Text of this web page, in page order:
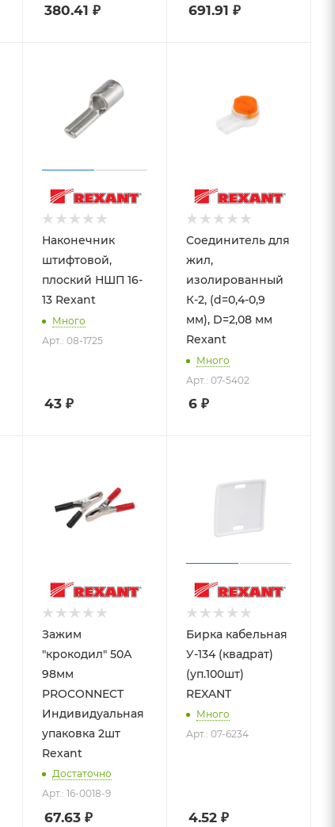
380.41 ₽ 691.91 ₽
Наконечник
штифтовой,
плоский НШП 16-
13 Rexant
Много
Арт.: 08-1725
43 ₽
Соединитель для
жил,
изолированный
К-2, (d=0,4-0,9
мм), D=2,08 мм
Rexant
Много
Арт.: 07-5402
6 ₽
Зажим
"крокодил" 50А
98мм
PROCONNECT
Индивидуальная
упаковка 2шт
Rexant
Достаточно
Арт.: 16-0018-9
67.63 ₽
Бирка кабельная
У-134 (квадрат)
(уп.100шт)
REXANT
Много
Арт.: 07-6234
4.52 ₽